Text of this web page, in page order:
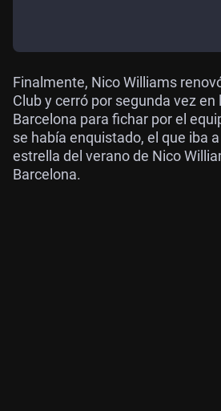
Finalmente, Nico Williams
Club y cerró por segunda vez en
Barcelona para fichar por el
se había enquistado, el que iba
estrella del verano de Nico
Barcelona.